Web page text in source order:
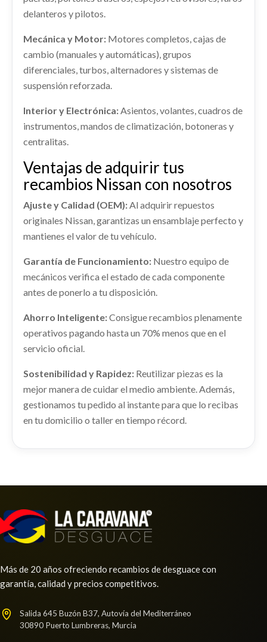
FARO DERECHO 260101KA0A usado.
NISSAN JUKE (F15) ACENTA
Ref: 2252843 OEM: 260101KA0A
88,28 €
CERRADURA PUERTA TRASERA IZQUIERDA...
usado.
Ref: 2408914 OEM: 82501BA60A
22,29 €
MANETA EXTERIOR TRASERA DERECHA
82606BA60A
MANETA EXTERIOR TRASERA DERECHA... usado.
NISSAN JUKE (F15) ACENTA
Ref: 2409667
22,28 € shopping_cart
ELEVALUNAS DELANTERO DERECHO
ELEVALUNAS DELANTERO DERECHO... usado.
NISSAN JUKE (F15) ACENTA
TRANSMISION DELANTERA DERECHA
NISSAN JUKE (F15) ACENTA
Consultar
TRANSMISION DELANTERA IZQUIERDA
TRANSMISION DELANTERA IZQUIERDA usado.
Ref: 2252867
Consultar
MODULO ELECTRONICO 277601KK0A
MODULO ELECTRONICO 277601KK0A usado.
NISSAN JUKE (F15) ACENTA
33,28 € shopping_cart
MANDO LUCES 255601KK0A
49,78 €
VOLANTE
NISSAN JUKE (F15) ACENTA
Ref: 2252868
Consultar
AMORTIGUADOR DELANTERO
IZQUIERDO
AMORTIGUADOR DELANTERO IZQUIERDO
NISSAN JUKE (F15) ACENTA
Ref: 2252833
AMORTIGUADOR TRASERO DERECHO
NISSAN JUKE (F15) ACENTA
Ref: 2252834
Consultar
AMORTIGUADOR TRASERO IZQUIERDO
delanteros y pilotos.
Mecánica y Motor: Motores completos, cajas de
cambio (manuales y automáticas), grupos
diferenciales, turbos, alternadores y sistemas de
suspensión reforzada.
Interior y Electrónica:Asientos, volantes, cuadros de
instrumentos, mandos de climatización, botoneras y
centralitas.
Ventajas de adquirir tus
recambios Nissan con nosotros
Ajuste y Calidad (OEM):Al adquirir repuestos
originales Nissan, garantizas un ensamblaje perfecto y
mantienes el valor de tu vehículo.
Garantía de Funcionamiento: Nuestro equipo de
mecánicos verifica el estado de cada componente
antes de ponerlo a tu disposición.
Ahorro Inteligente:Consigue recambios plenamente
operativos pagando hasta un 70% menos que en el
servicio oficial.
Sostenibilidad y Rapidez: Reutilizar piezas es la
mejor manera de cuidar el medio ambiente. Además,
gestionamos tu pedido al instante para que lo recibas
en tu domicilio o taller en tiempo récord.
Más de 20 años ofreciendo recambios de desguace con
garantía, calidad y precios competitivos.
Salida 645 Buzón B37, Autovía del Mediterráneo
30890 Puerto Lumbreras, Murcia